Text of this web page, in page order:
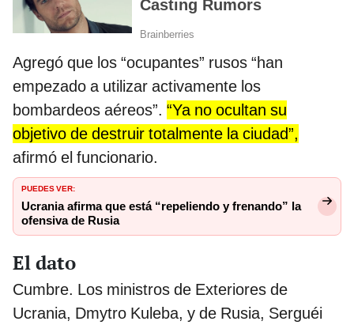
Agregó que los “ocupantes” rusos “han
empezado a utilizar activamente los
bombardeos aéreos”. “Ya no ocultan su
objetivo de destruir totalmente la ciudad”,
afirmó el funcionario.
PUEDES VER:
Ucrania afirma que está “repeliendo y frenando” la
ofensiva de Rusia
El dato
Cumbre. Los ministros de Exteriores de
Ucrania, Dmytro Kuleba, y de Rusia, Serguéi